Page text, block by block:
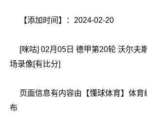
【添加时间】：2024-02-20
[咪咕] 02月05日 德甲第20轮 沃尔夫
场录像[有比分]
页面信息有内容由【懂球体育】体育
布